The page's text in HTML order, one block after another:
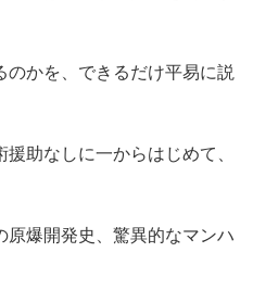
のかを、できるだけ平易に説
助なしに一からはじめて、
爆開発史、驚異的なマンハ